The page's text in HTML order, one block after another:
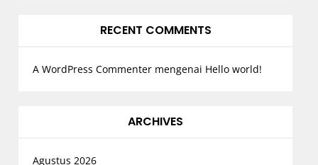
RECENT COMMENTS
A WordPress Commentermengenai Hello world!
ARCHIVES
Agustus 2026